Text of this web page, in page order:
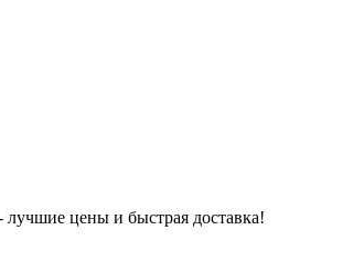
цены и быстрая доставка!